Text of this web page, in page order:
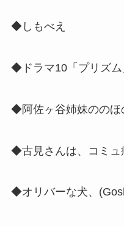
◆しもべえ
◆ドラマ10「プリズム
◆阿佐ヶ谷姉妹ののほ
◆古見さんは、コミュ
◆オリバーな犬、